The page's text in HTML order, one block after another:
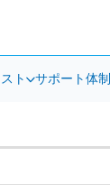
ト サポート体制